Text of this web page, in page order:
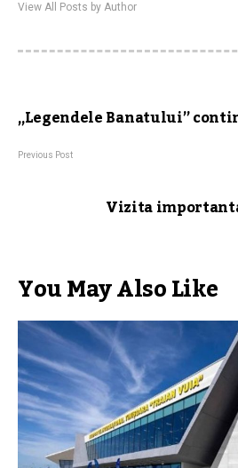
View All Posts by Author
„Legendele Banatului”
Previous Post
Vizita
You May Also Like